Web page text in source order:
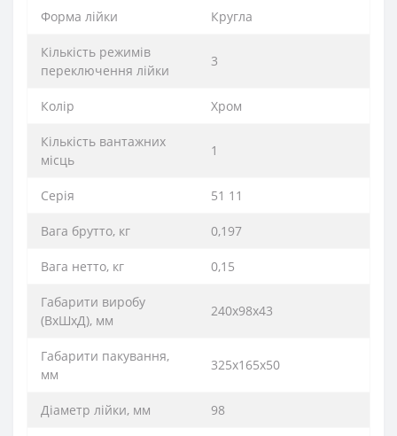
Форма лійки Кругла
Кількість режимів
переключення лійки
3
Колір Хром
Кількість вантажних
місць
1
Серія 51 11
Вага брутто, кг 0,197
Вага нетто, кг 0,15
Габарити виробу
(ВхШхД), мм
240х98х43
Габарити пакування,
мм
325х165х50
Діаметр лійки, мм 98